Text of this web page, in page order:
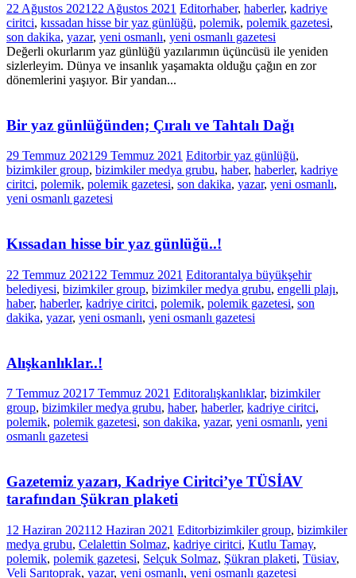
22 Ağustos 2021 22 Ağustos 2021 Editorhaber, haberler, kadriye
ciritci, kıssadan hisse bir yaz günlüğü, polemik, polemik gazetesi,
son dakika, yazar, yeni osmanlı, yeni osmanlı gazetesi
Değerli okurlarım yaz günlüğü yazılarımın üçüncüsü ile yeniden
sizlerleyim. Dünya ve insanlık yaşamakta olduğu çağın en zor
dönemlerini yaşıyor. Bir yandan...
Bir yaz günlüğünden; Çıralı ve Tahtalı Dağı
29 Temmuz 2021 29 Temmuz 2021 Editorbir yaz günlüğü,
bizimkiler group, bizimkiler medya grubu, haber, haberler, kadriye
ciritci, polemik, polemik gazetesi, son dakika, yazar, yeni osmanlı,
yeni osmanlı gazetesi
Kıssadan hisse bir yaz günlüğü..!
22 Temmuz 2021 22 Temmuz 2021 Editorantalya büyükşehir
belediyesi, bizimkiler group, bizimkiler medya grubu, engelli plajı,
haber, haberler, kadriye ciritci, polemik, polemik gazetesi, son
dakika, yazar, yeni osmanlı, yeni osmanlı gazetesi
Alışkanlıklar..!
7 Temmuz 2021 7 Temmuz 2021 Editoralışkanlıklar, bizimkiler
group, bizimkiler medya grubu, haber, haberler, kadriye ciritci,
polemik, polemik gazetesi, son dakika, yazar, yeni osmanlı, yeni
osmanlı gazetesi
Gazetemiz yazarı, Kadriye Ciritci’ye TÜSİAV
tarafından Şükran plaketi
12 Haziran 202112 Haziran 2021 Editorbizimkiler group, bizimkiler
medya grubu, Celalettin Solmaz, kadriye ciritci, Kutlu Tamay,
polemik, polemik gazetesi, Selçuk Solmaz, Şükran plaketi, Tüsiav,
Veli Sarıtoprak, yazar, yeni osmanlı, yeni osmanlı gazetesi